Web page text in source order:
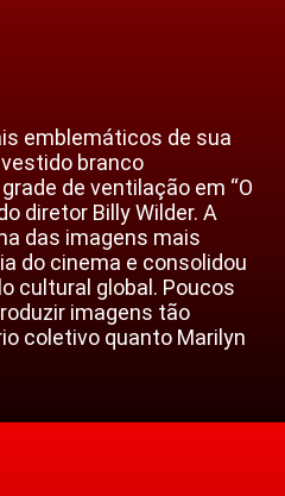
emblemáticos de sua
branco
de ventilação em “O
diretor Billy Wilder. A
das imagens mais
do cinema e consolidou
cultural global. Poucos
imagens tão
coletivo quanto Marilyn